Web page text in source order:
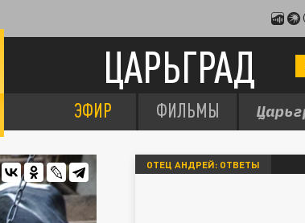
ЦАРЬГРАД
ЭФИР ФИЛЬМЫ
ОТЕЦ АНДРЕЙ: ОТВЕТЫ